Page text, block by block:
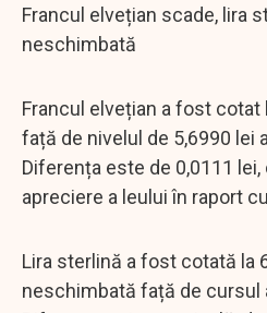
Francul elvețian scade, lira
neschimbată
Francul elvețian a fost cotat
față de nivelul de 5,6990 lei
Diferența este de 0,0111
apreciere a leului în raport
Lira sterlină a fost cotată la
neschimbată față de cursul